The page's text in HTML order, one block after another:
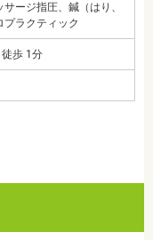
ージ指圧、鍼（はり、
ラクティック
歩 1分